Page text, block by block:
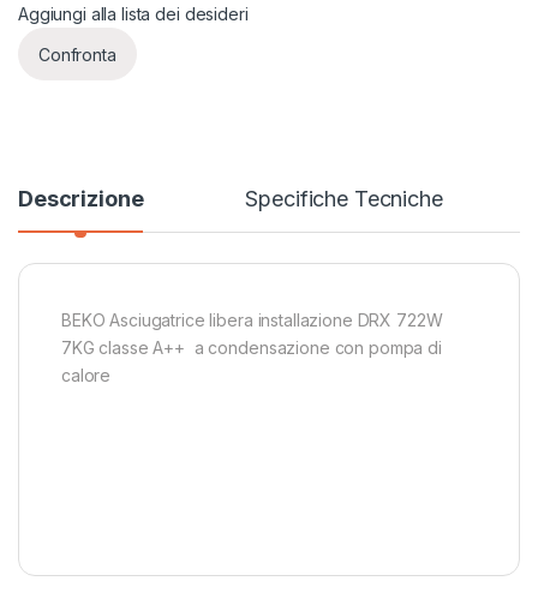
Aggiungi alla lista dei desideri
Confronta
Descrizione Specifiche Tecniche
BEKO Asciugatrice libera installazione DRX 722W
7KG classe A++ a condensazione con pompa di
calore